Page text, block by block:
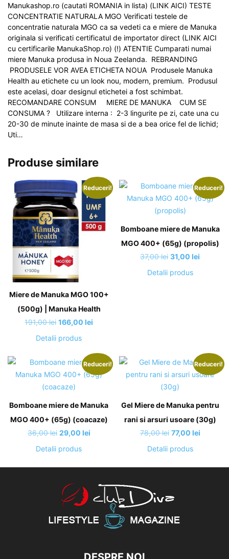
Manukashop.ro (cautati ROMANIA in lista) (LINK AICI) TESTE
CONCENTRATIE NATURALA MGO Verificati testele de
concentratie naturala MGO ca sa vedeti ca e miere de Manuka
originala si verificati certificatul de importator direct (LINK AICI
cu certificarile ManukaShop.ro) (!) ATENTIE Cumparati numai
miere Manuka produsa in Noua Zeelanda. REBRANDING
PRODUSELE VOR AVEA ETICHETA NOUA Produsele Manuka
Health au etichete cu un look nou, modern, premium. Produsul
este acelasi, doar designul etichetei a fost schimbat.
RECOMANDARE CONSUM MIERE DE MANUKA CUM SE
CONSUMA ? Utilizare interna : 2-3 lingurite pe zi, cate una cu
20-30 de minute inainte de masa si de a bea orice fel de lichid;
Uti…
Produse similare
Reduceri!
Miere de Manuka MGO 100+
(500g) | Manuka Health
191,00lei Prețul
inițial
fost:
191,00 lei.
166,00lei
166,00 lei.
Detalii produs
Reduceri!
Bomboane miere de Manuka
MGO 400+ (65g) (propolis)
37,00lei Prețul
inițial
31,00 lei
Detalii produs
Reduceri!
Bomboane miere de Manuka
MGO 400+ (65g) (coacaze)
36,00lei Prețul
inițial
fost:
36,00 lei.
29,00 leiPrețul
29,00 lei.
Detalii produs
Reduceri!
Gel Miere de Manuka pentru
rani si arsuri usoare (30g)
78,00lei Prețul
inițial
fost:
77,00 leiPrețul
77,00 lei.
Detalii produs